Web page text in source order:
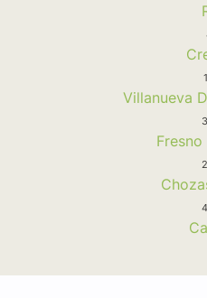
Villanueva
Fresno